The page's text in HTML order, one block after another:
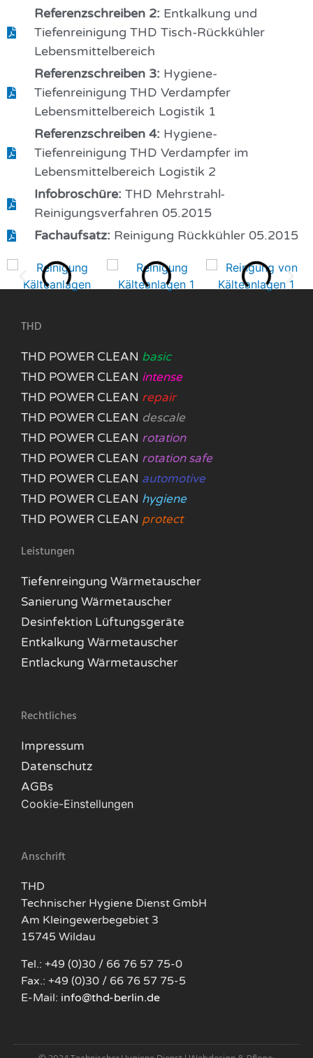
Referenzschreiben 2: Entkalkung und
Tiefenreinigung THD Tisch-Rückkühler
Lebensmittelbereich
Referenzschreiben 3: Hygiene-
Tiefenreinigung THD Verdampfer
Lebensmittelbereich Logistik 1
Referenzschreiben 4: Hygiene-
Tiefenreinigung THD Verdampfer im
Lebensmittelbereich Logistik 2
Infobroschüre: THD Mehrstrahl-
Reinigungsverfahren 05.2015
Fachaufsatz: Reinigung Rückkühler 05.2015
THD
THD POWER CLEAN basic
THD POWER CLEAN intense
THD POWER CLEAN repair
THD POWER CLEAN descale
THD POWER CLEAN rotation
THD POWER CLEAN rotation safe
THD POWER CLEAN automotive
THD POWER CLEAN hygiene
THD POWER CLEAN protect
Leistungen
Tiefenreingung Wärmetauscher
Sanierung Wärmetauscher
Desinfektion Lüftungsgeräte
Entkalkung Wärmetauscher
Entlackung Wärmetauscher
Rechtliches
Impressum
Datenschutz
AGBs
Cookie-Einstellungen
Anschrift
THD
Technischer Hygiene Dienst GmbH
Am Kleingewerbegebiet 3
15745 Wildau
Tel.: +49 (0)30 / 66 76 57 75-0
Fax.: +49 (0)30 / 66 76 57 75-5
E-Mail: info@thd-berlin.de